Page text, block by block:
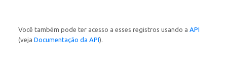
Você também pode ter acesso a esses registros usando a API
(veja Documentação da API).